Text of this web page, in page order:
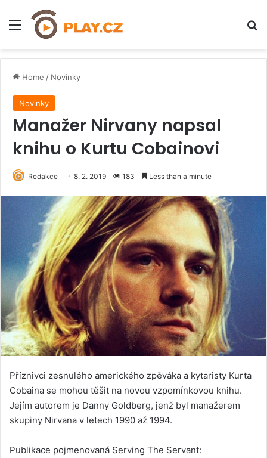
Menu
Home / Novinky
Novinky
Manažer Nirvany napsal
knihu o Kurtu Cobainovi
Redakce 8. 2. 2019 183 Less than a minute
Příznivci zesnulého amerického zpěváka a kytaristy Kurta
Cobaina se mohou těšit na novou vzpomínkovou knihu.
Jejím autorem je Danny Goldberg, jenž byl manažerem
skupiny Nirvana v letech 1990 až 1994.
Publikace pojmenovaná Serving The Servant: